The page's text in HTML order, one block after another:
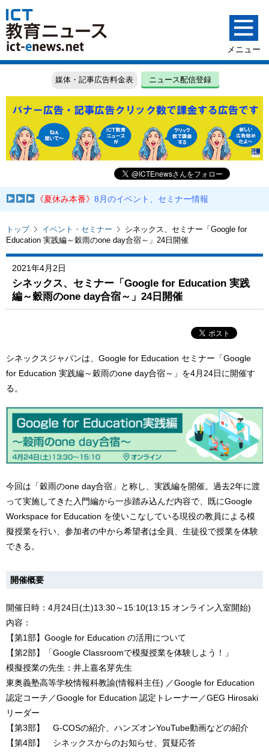
媒体・記事広告料金表 ニュース配信登録
《夏休み本番》8月のイベント、セミナー情報
トップ イベント・セミナー
シネックス、セミナー「Google for
Education 実践編～穀雨のone day合宿～」24日開催
2021年4月2日
シネックス、セミナー「Google for Education 実践
編～穀雨のone day合宿～」24日開催
シネックスジャパンは、Google for Education セミナー「Google
for Education 実践編～穀雨のone day合宿～」を4月24日に開催す
る。
今回は「穀雨のone day合宿」と称し、実践編を開催。過去2年に渡
って実施してきた入門編から一歩踏み込んだ内容で、既にGoogle
Workspace for Education を使いこなしている現役の教員による模
擬授業を行い、参加者の中から希望者は全員、生徒役で授業を体験
できる。
開催概要
開催日時：4月24日(土)13:30～15:10(13:15 オンライン入室開始)
内容：
【第1部】Google for Education の活用について
【第2部】「Google Classroomで模擬授業を体験しよう！」
模擬授業の先生：井上嘉名芽先生
東奥義塾高等学校情報科教諭(情報科主任) ／Google for Education
認定コーチ／Google for Education 認定トレーナー／GEG Hirosaki
リーダー
【第3部】 G-COSの紹介、ハンズオンYouTube動画などの紹介
【第4部】 シネックスからのお知らせ、質疑応答